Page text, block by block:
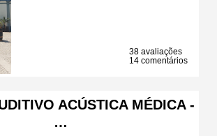
38 avaliações
14 comentários
ACÚSTICA MÉDICA -
…